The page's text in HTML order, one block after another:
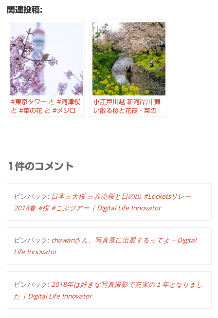
関連投稿:
#東京タワー と #河津桜
と #菜の花 と #メジロ
小江戸川越 新河岸川 舞
い散る桜と花筏・菜の
1件のコメント
ピンバック: 日本三大桜 三春滝桜と日の出 #Locketsリレー
2018春 #桜 #こぶツアー | Digital Life Innovator
ピンバック: chawanさん、写真展に出展するってよ – Digital
Life Innovator
ピンバック: 2018年は好きな写真撮影で充実の１年となりまし
た | Digital Life Innovator